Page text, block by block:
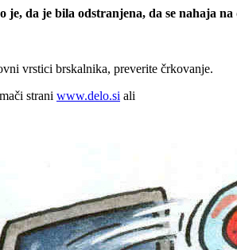
je, da je bila odstranjena, da se nahaja
vrstici brskalnika, preverite črkovanje.
strani www.delo.si ali